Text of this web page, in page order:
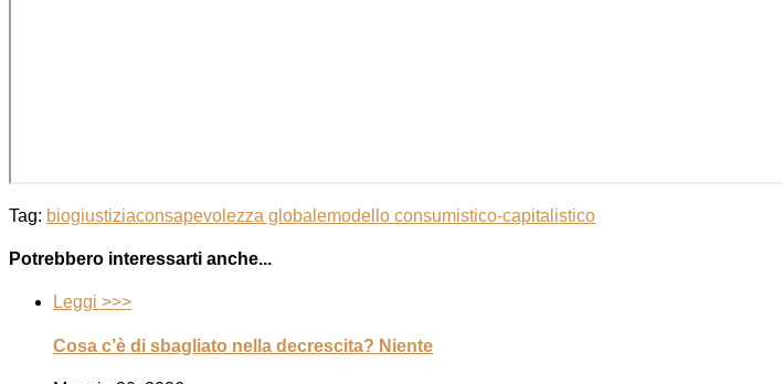
Tag: biogiustiziaconsapevolezza globalemodello consumistico-capitalistico
Potrebbero interessarti anche...
Leggi >>>
Cosa c’è di sbagliato nella decrescita? Niente